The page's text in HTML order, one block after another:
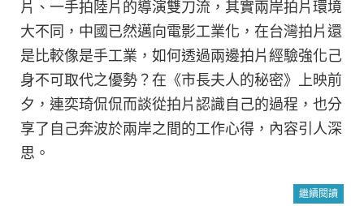
片、一手拍陸片的導演雙刀流，其實兩岸拍片環境
大不同，中國已然邁向電影工業化，在台灣拍片還
是比較像是手工業，如何透過兩邊拍片經驗強化己
身不可取代之優勢？在《市長夫人的秘密》上映前
夕，連奕琦侃侃而談從拍片認識自己的過程，也分
享了自己奔波於兩岸之間的工作心得，內容引人深
思。
繼續閱讀